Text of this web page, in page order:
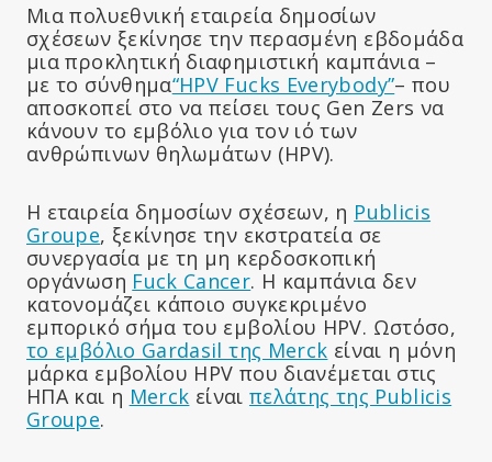
Μια πολυεθνική εταιρεία δημοσίων
σχέσεων ξεκίνησε την περασμένη εβδομάδα
μια προκλητική διαφημιστική καμπάνια –
με το σύνθημα“HPV Fucks Everybody”– που
αποσκοπεί στο να πείσει τους Gen Zers να
κάνουν το εμβόλιο για τον ιό των
ανθρώπινων θηλωμάτων (HPV).
Η εταιρεία δημοσίων σχέσεων, η Publicis
Groupe, ξεκίνησε την εκστρατεία σε
συνεργασία με τη μη κερδοσκοπική
οργάνωση Fuck Cancer. Η καμπάνια δεν
κατονομάζει κάποιο συγκεκριμένο
εμπορικό σήμα του εμβολίου HPV. Ωστόσο,
το εμβόλιο Gardasil της Merck είναι η μόνη
μάρκα εμβολίου HPV που διανέμεται στις
ΗΠΑ και η Merck είναι πελάτης της Publicis
Groupe.